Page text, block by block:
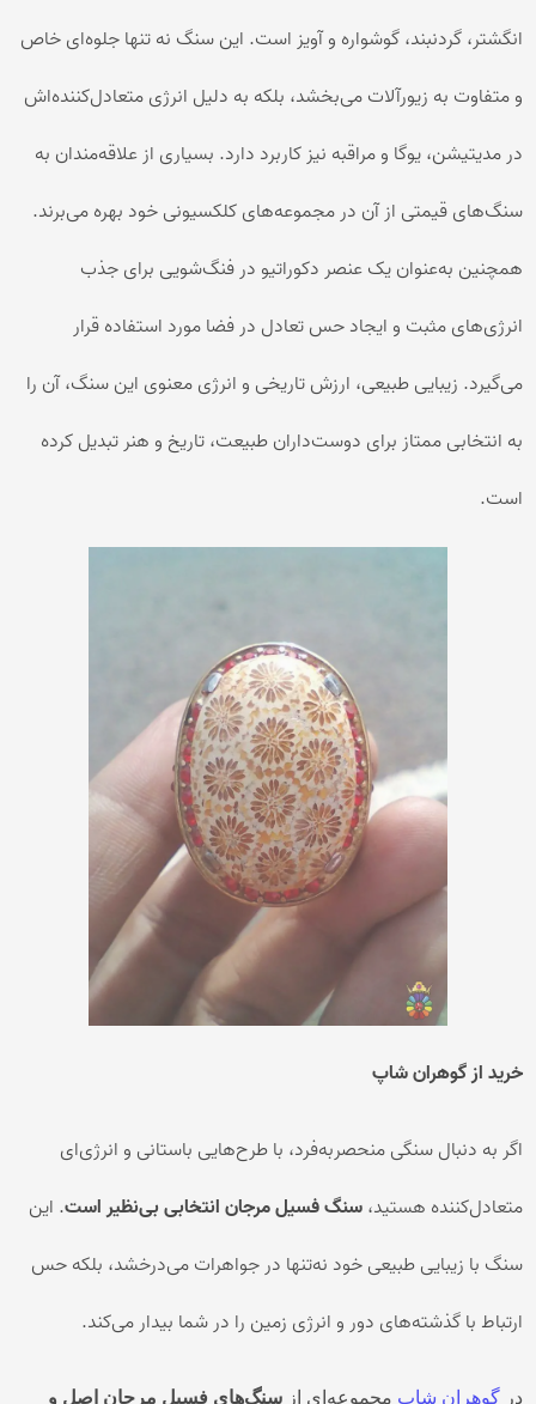
انگشتر، گردنبند، گوشواره و آویز است. این سنگ نه تنها جلوه‌ای خاص
و متفاوت به زیورآلات می‌بخشد، بلکه به دلیل انرژی متعادل‌کننده‌اش
در مدیتیشن، یوگا و مراقبه نیز کاربرد دارد. بسیاری از علاقه‌مندان به
سنگ‌های قیمتی از آن در مجموعه‌های کلکسیونی خود بهره می‌برند.
همچنین به‌عنوان یک عنصر دکوراتیو در فنگ‌شویی برای جذب
انرژی‌های مثبت و ایجاد حس تعادل در فضا مورد استفاده قرار
می‌گیرد. زیبایی طبیعی، ارزش تاریخی و انرژی معنوی این سنگ، آن را
به انتخابی ممتاز برای دوست‌داران طبیعت، تاریخ و هنر تبدیل کرده
است.
خرید از گوهران شاپ
اگر به دنبال سنگی منحصربه‌فرد، با طرح‌هایی باستانی و انرژی‌ای
متعادل‌کننده هستید،سنگ فسیل مرجان انتخابی بی‌نظیر است. این
سنگ با زیبایی طبیعی خود نه‌تنها در جواهرات می‌درخشد، بلکه حس
ارتباط با گذشته‌های دور و انرژی زمین را در شما بیدار می‌کند.
در گوهران شاپ مجموعه‌ای ازسنگ‌های فسیل مرجان اصل و